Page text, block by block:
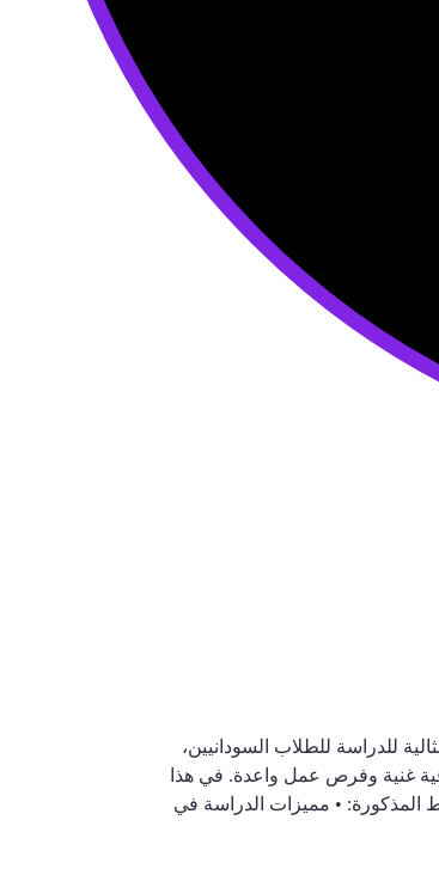
إلى 50% تُعدّ ماليزيا وجهة مثالية للدراسة للطلاب السودانيين،
غنية وفرص عمل واعدة. في هذا
المذكورة: • مميزات الدراسة في